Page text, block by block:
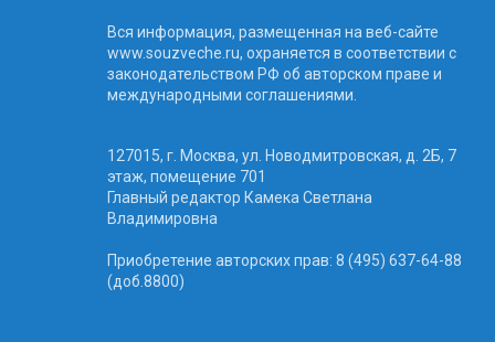
Вся информация, размещенная на веб-сайте
www.souzveche.ru, охраняется в соответствии с
законодательством РФ об авторском праве и
международными соглашениями.
127015, г. Москва, ул. Новодмитровская, д. 2Б, 7
этаж, помещение 701
Главный редактор Камека Светлана
Владимировна
Приобретение авторских прав: 8 (495) 637-64-88
(доб.8800)